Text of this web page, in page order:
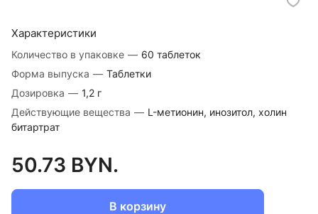
Характеристики
Количество в упаковке — 60 таблеток
Форма выпуска — Таблетки
Дозировка — 1,2 г
Действующие вещества — L-метионин, инозитол, холин
битартрат
50.73 BYN.
В корзину